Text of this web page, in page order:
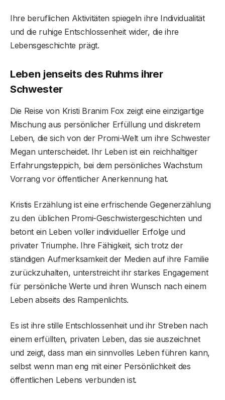
Ihre beruflichen Aktivitäten spiegeln ihre Individualität
und die ruhige Entschlossenheit wider, die ihre
Lebensgeschichte prägt.
Leben jenseits des Ruhms ihrer
Schwester
Die Reise von Kristi Branim Fox zeigt eine einzigartige
Mischung aus persönlicher Erfüllung und diskretem
Leben, die sich von der Promi-Welt um ihre Schwester
Megan unterscheidet. Ihr Leben ist ein reichhaltiger
Erfahrungsteppich, bei dem persönliches Wachstum
Vorrang vor öffentlicher Anerkennung hat.
Kristis Erzählung ist eine erfrischende Gegenerzählung
zu den üblichen Promi-Geschwistergeschichten und
betont ein Leben voller individueller Erfolge und
privater Triumphe. Ihre Fähigkeit, sich trotz der
ständigen Aufmerksamkeit der Medien auf ihre Familie
zurückzuhalten, unterstreicht ihr starkes Engagement
für persönliche Werte und ihren Wunsch nach einem
Leben abseits des Rampenlichts.
Es ist ihre stille Entschlossenheit und ihr Streben nach
einem erfüllten, privaten Leben, das sie auszeichnet
und zeigt, dass man ein sinnvolles Leben führen kann,
selbst wenn man eng mit einer Persönlichkeit des
öffentlichen Lebens verbunden ist.